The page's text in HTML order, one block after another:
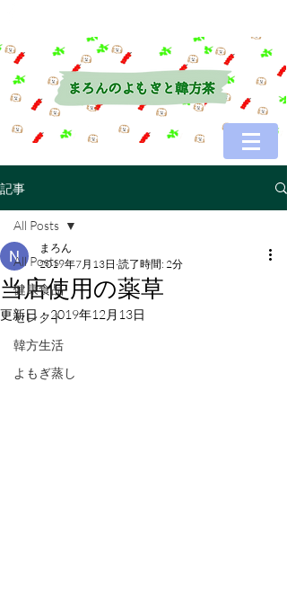
記事
All Posts
健康食品
セレクト
韓方生活
よもぎ蒸し
All Posts
当店使用の薬草
まろん
2019年7月13日 読了時間: 2分
更新日：2019年12月13日